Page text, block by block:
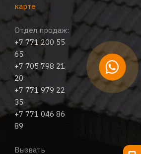
карте
Отдел продаж:
+7 771 200 55
65
+7 705 798 21
20
+7 771 979 22
35
+7 771 046 86
89
Вызвать